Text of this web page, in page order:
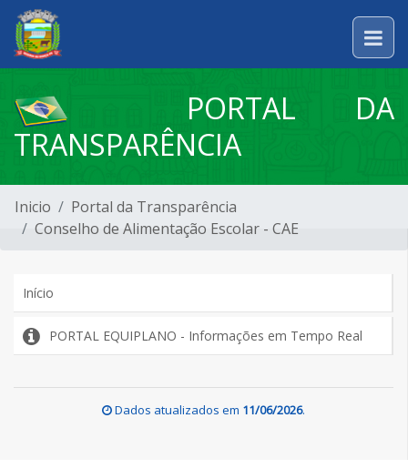
PORTAL DA
TRANSPARÊNCIA
Inicio
Portal da Transparência
Conselho de Alimentação Escolar - CAE
Início
PORTAL EQUIPLANO - Informações em Tempo Real
Dados atualizados em 11/06/2026.